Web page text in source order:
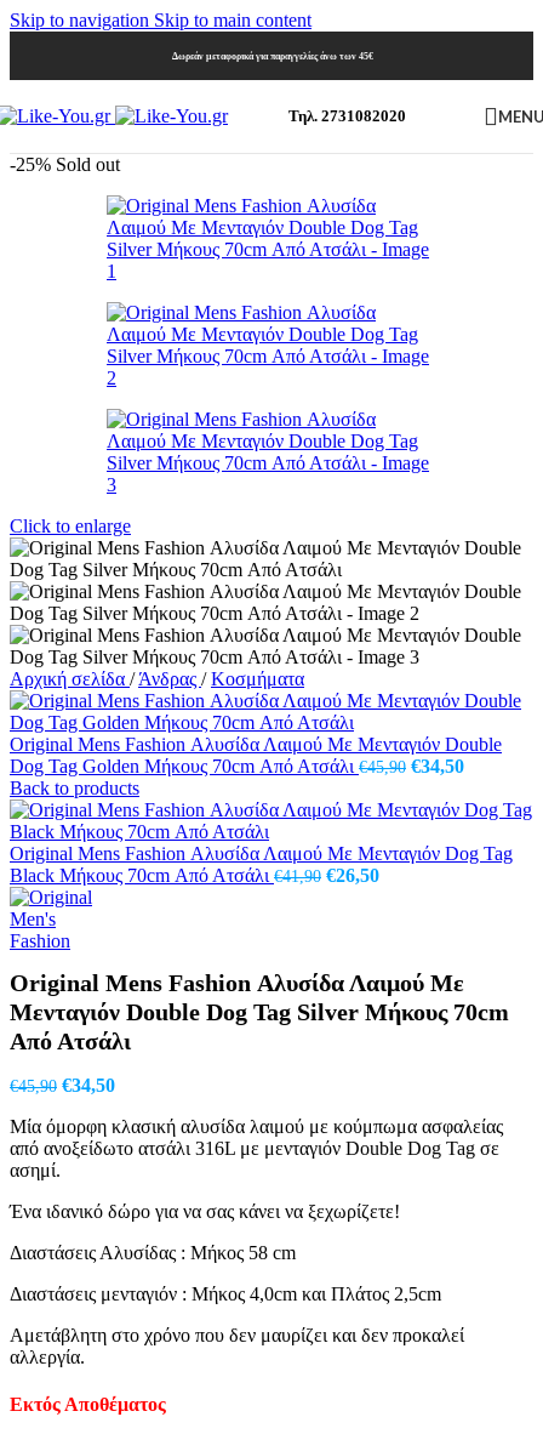
Skip to navigation Skip to main content
Δωρεάν μεταφορικά για παραγγελίες άνω των 45€
Τηλ. 2731082020
-25% Sold out
Click to enlarge
Αρχική σελίδα / Άνδρας / Κοσμήματα
Original Mens Fashion Αλυσίδα Λαιμού Με Μενταγιόν Double
Dog Tag Golden Μήκους 70cm Από Ατσάλι €45,90 Original
was:
€34,50Η
τιμή
€34,50.
Back to products
Original Mens Fashion Αλυσίδα Λαιμού Με Μενταγιόν Dog Tag
Black Μήκους 70cm Από Ατσάλι €41,90 Original
€26,50Η
Original Mens Fashion Αλυσίδα Λαιμού Με
Μενταγιόν Double Dog Tag Silver Μήκους 70cm
Από Ατσάλι
€45,90 Original
was:
€45,90.
€34,50Η
τιμή
είναι:
Μία όμορφη κλασική αλυσίδα λαιμού με κούμπωμα ασφαλείας
από ανοξείδωτο ατσάλι 316L με μενταγιόν Double Dog Tag σε
ασημί.
Ένα ιδανικό δώρο για να σας κάνει να ξεχωρίζετε!
Διαστάσεις Αλυσίδας : Μήκος 58 cm
Διαστάσεις μενταγιόν : Μήκος 4,0cm και Πλάτος 2,5cm
Αμετάβλητη στο χρόνο που δεν μαυρίζει και δεν προκαλεί
αλλεργία.
Εκτός Αποθέματος